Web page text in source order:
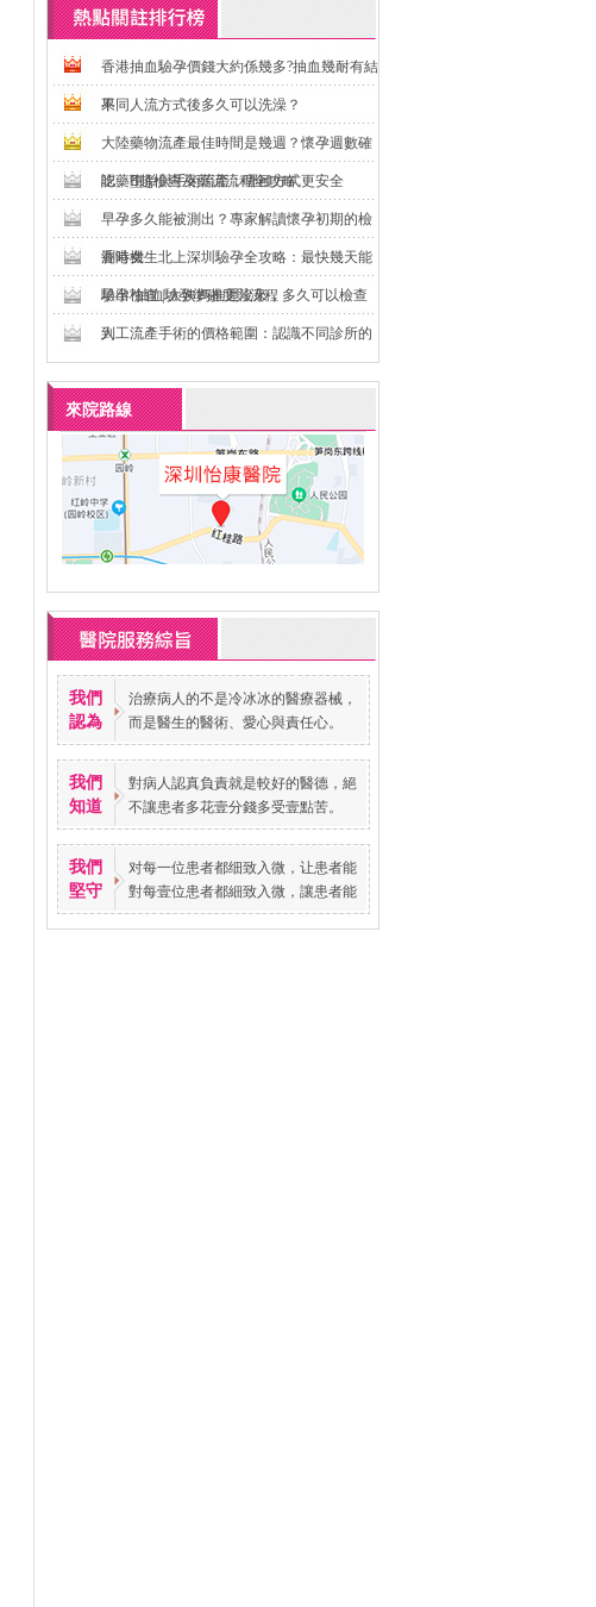
香港抽血驗孕價錢大約係幾多?抽血幾耐有結
果
不同人流方式後多久可以洗澡？
大陸藥物流產最佳時間是幾週？懷孕週數確
認、B超檢查及藥流流程全攻略
吃藥墮胎與手術流產：哪種方式更安全
早孕多久能被測出？專家解讀懷孕初期的檢
測時機
香港女生北上深圳驗孕全攻略：最快幾天能
驗出?抽血驗孕準確度與流程
早孕檢查 | 大姨媽推遲沒來，多久可以檢查
到
人工流產手術的價格範圍：認識不同診所的
來院路線
我們
認為
治療病人的不是冷冰冰的醫療器械，
而是醫生的醫術、愛心與責任心。
我們
知道
對病人認真負責就是較好的醫德，絕
不讓患者多花壹分錢多受壹點苦。
我們
堅守
对每一位患者都细致入微，让患者能
對每壹位患者都細致入微，讓患者能